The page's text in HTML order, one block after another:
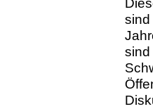
sind
sind